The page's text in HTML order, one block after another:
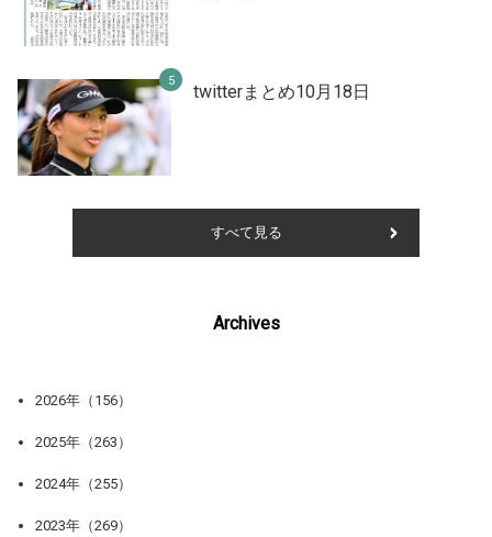
twitterまとめ10月18日
すべて見る
Archives
2026年（156）
2025年（263）
2024年（255）
2023年（269）